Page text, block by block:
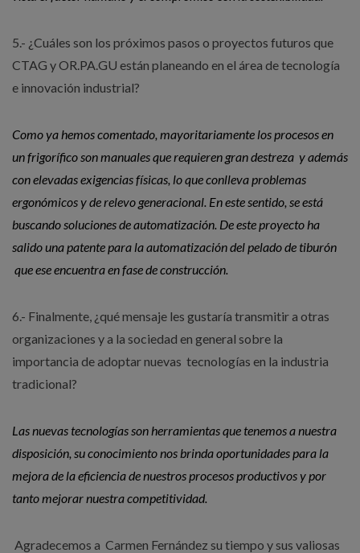
5.- ¿Cuáles son los próximos pasos o proyectos futuros que
CTAG y OR.PA.GU están planeando en el área de tecnología
e innovación industrial?
Como ya hemos comentado, mayoritariamente los procesos en
un frigorífico son manuales que requieren gran destreza y además
con elevadas exigencias físicas, lo que conlleva problemas
ergonómicos y de relevo generacional. En este sentido, se está
buscando soluciones de automatización. De este proyecto ha
salido una patente para la automatización del pelado de tiburón
que ese encuentra en fase de construcción.
6.- Finalmente, ¿qué mensaje les gustaría transmitir a otras
organizaciones y a la sociedad en general sobre la
importancia de adoptar nuevas tecnologías en la industria
tradicional?
Las nuevas tecnologías son herramientas que tenemos a nuestra
disposición, su conocimiento nos brinda oportunidades para la
mejora de la eficiencia de nuestros procesos productivos y por
tanto mejorar nuestra competitividad.
Agradecemos a Carmen Fernández su tiempo y sus valiosas